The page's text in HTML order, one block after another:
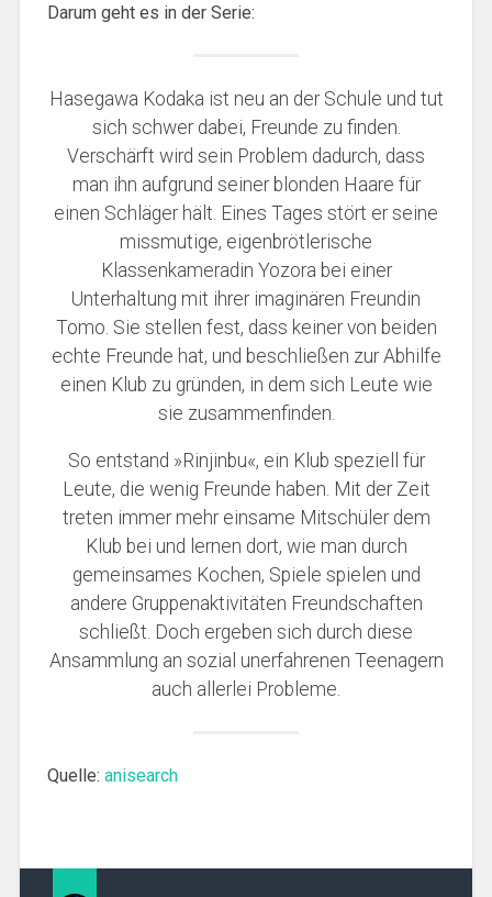
Darum geht es in der Serie:
Hasegawa Kodaka ist neu an der Schule und tut
sich schwer dabei, Freunde zu finden.
Verschärft wird sein Problem dadurch, dass
man ihn aufgrund seiner blonden Haare für
einen Schläger hält. Eines Tages stört er seine
missmutige, eigenbrötlerische
Klassenkameradin Yozora bei einer
Unterhaltung mit ihrer imaginären Freundin
Tomo. Sie stellen fest, dass keiner von beiden
echte Freunde hat, und beschließen zur Abhilfe
einen Klub zu gründen, in dem sich Leute wie
sie zusammenfinden.
So entstand »Rinjinbu«, ein Klub speziell für
Leute, die wenig Freunde haben. Mit der Zeit
treten immer mehr einsame Mitschüler dem
Klub bei und lernen dort, wie man durch
gemeinsames Kochen, Spiele spielen und
andere Gruppenaktivitäten Freundschaften
schließt. Doch ergeben sich durch diese
Ansammlung an sozial unerfahrenen Teenagern
auch allerlei Probleme.
Quelle: anisearch